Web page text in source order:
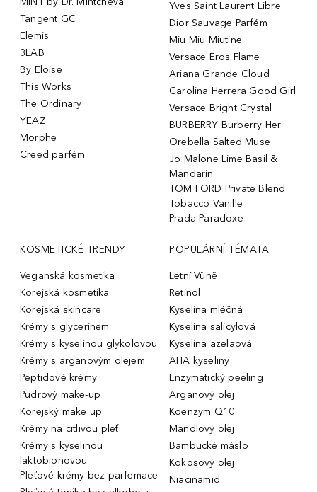
Tangent GC
Elemis
3LAB
By Eloise
This Works
The Ordinary
YEAZ
Morphe
Creed parfém
Yves Saint Laurent Libre
Dior Sauvage Parfém
Miu Miu Miutine
Versace Eros Flame
Ariana Grande Cloud
Carolina Herrera Good Girl
Versace Bright Crystal
BURBERRY Burberry Her
Orebella Salted Muse
Jo Malone Lime Basil &
Mandarin
TOM FORD Private Blend
Tobacco Vanille
Prada Paradoxe
KOSMETICKÉ TRENDY
Veganská kosmetika
Korejská kosmetika
Korejská skincare
Krémy s glycerinem
Krémy s kyselinou glykolovou
Krémy s arganovým olejem
Peptidové krémy
Pudrový make-up
Korejský make up
Krémy na citlivou pleť
Krémy s kyselinou
laktobionovou
Pleťové krémy bez parfemace
POPULÁRNÍ TÉMATA
Letní Vůně
Retinol
Kyselina mléčná
Kyselina salicylová
Kyselina azelaová
AHA kyseliny
Enzymatický peeling
Arganový olej
Koenzym Q10
Mandlový olej
Bambucké máslo
Kokosový olej
Niacinamid